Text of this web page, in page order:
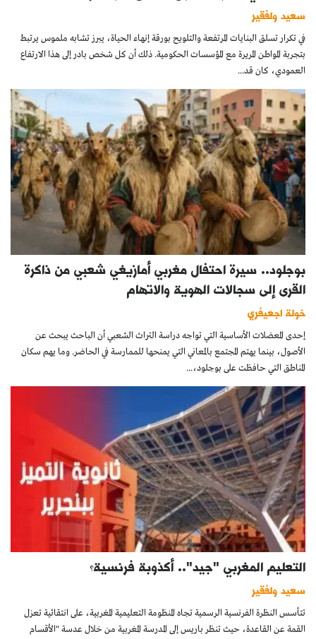
سعيد ولفقير
في تكرار تسلق البنايات المرتفعة والتلويح بورقة إنهاء الحياة، يبرز تشابه ملموس يرتبط
بتجربة المواطن المريرة مع المؤسسات الحكومية. ذلك أن كل شخص بادر إلى هذا الارتفاع
العمودي، كان قد...
بوجلود.. سيرة احتفال مغربي أمازيغي شعبي من ذاكرة
القرى إلى سجالات الهوية والاتهام
خولة اجعيفري
إحدى المعضلات الأساسية التي تواجه دراسة التراث الشعبي أن الباحث يبحث عن
الأصول، بينما يهتم المجتمع بالمعاني التي يمنحها للممارسة في الحاضر. وما يهم سكان
المناطق التي حافظت على بوجلود،...
التعليم المغربي "جيد".. أكذوبة فرنسية؟
سعيد ولفقير
تتأسس النظرة الفرنسية الرسمية تجاه المنظومة التعليمية المغربية، على انتقائية تعزل
القمة عن القاعدة، حيث تنظر باريس إلى المدرسة المغربية من خلال عدسة "الأقسام